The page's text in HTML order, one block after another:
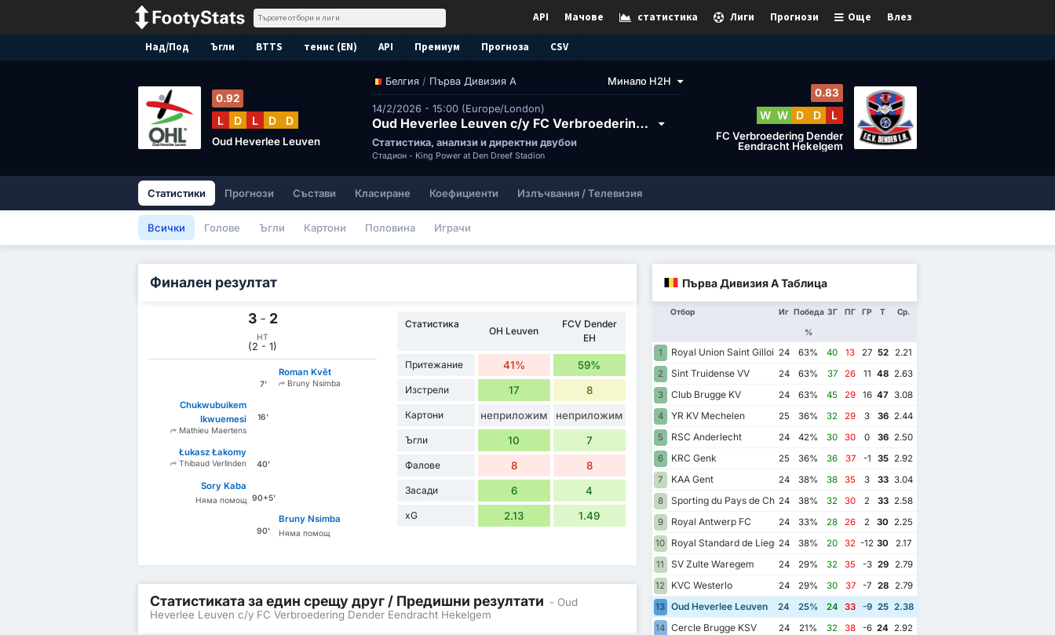
Влез
Още
Прогнози
Лиги
статистика
Мачове
API
Над/Под Ъгли BTTS тенис (EN) API Премиум Прогноза CSV
Белгия / Първа Дивизия А Минало H2H
14/2/2026 - 15:00 (Europe/London)
Oud Heverlee Leuven с/у FC Verbroedering Dender Eendracht Hekelgem
Статистика, анализи и директни двубои
Стадион - King Power at Den Dreef Stadion
0.92
L D L D D
Oud Heverlee Leuven
0.83
W W D D L
FC Verbroedering Dender
Eendracht Hekelgem
Статистики Прогнози Състави Класиране Коефициенти Излъчвания / Телевизия
Всички Голове Ъгли Картони Половина Играчи
Финален резултат
3 - 2
HT
(2 - 1)
7'
Roman Květ
Bruny Nsimba
Chukwubuikem
Ikwuemesi
Mathieu Maertens
16'
Łukasz Łakomy
Thibaud Verlinden 40'
Sory Kaba
Няма помощ 90+5'
90'
Bruny Nsimba
Няма помощ
Статистика
OH Leuven
FCV Dender
EH
Притежание 41% 59%
Изстрели 17 8
Картони неприложим неприложим
Ъгли 10 7
Фалове 8 8
Засади 6 4
xG 2.13 1.49
Статистиката за един срещу друг / Предишни резултати - Oud
Heverlee Leuven с/у FC Verbroedering Dender Eendracht Hekelgem
Първа Дивизия А Таблица
Отбор Иг Победа
%
ЗГ ПГ ГР Т Ср.
1 Royal Union Saint Gilloise24 63% 40 13 27 52
2.21
2
Sint Truidense VV 24 63% 37 26 11 48 2.63
3
Club Brugge KV 24 63% 45 29 16 47 3.08
4
YR KV Mechelen 25 36% 32 29 3 36 2.44
5
RSC Anderlecht 24 42% 30 30 0 36 2.50
6
KRC Genk 25 36% 36 37 -1 35 2.92
7
KAA Gent 24 38% 38 35 3 33 3.04
8
Sporting du Pays de Charleroi
24 38% 32 30 2 33 2.58
9
Royal Antwerp FC 24 33% 28 26 2 30 2.25
10
Royal Standard de Liege24 38% 20 32 -12 30
2.17
11
SV Zulte Waregem 24 29% 32 35 -3 29 2.79
12
KVC Westerlo 24 29% 30 37 -7 28 2.79
13 Oud Heverlee Leuven 24 25% 24 33 -9 25 2.38
14 Cercle Brugge KSV 24 21% 32 38 -6 24 2.92